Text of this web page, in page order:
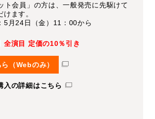
ト会員」の方は、一般発売に先駆けて
けます。
5月24日（金）11：00から
全演目 定価の10％引き
（Webのみ）
入の詳細はこちら